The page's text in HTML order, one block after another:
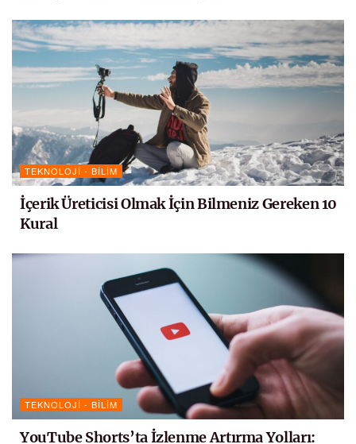
TEKNOLOJI - BILIM
İçerik Üreticisi Olmak İçin Bilmeniz Gereken 10
Kural
TEKNOLOJI - BILIM
YouTube Shorts’ta İzlenme Artırma Yolları: